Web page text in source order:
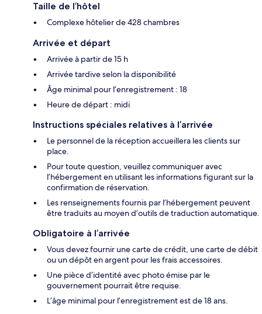
Taille de l’hôtel
Complexe hôtelier de 428 chambres
Arrivée et départ
Arrivée à partir de 15 h
Arrivée tardive selon la disponibilité
Âge minimal pour l’enregistrement : 18
Heure de départ : midi
Instructions spéciales relatives à l’arrivée
Le personnel de la réception accueillera les clients sur
place.
Pour toute question, veuillez communiquer avec
l’hébergement en utilisant les informations figurant sur la
confirmation de réservation.
Les renseignements fournis par l’hébergement peuvent
être traduits au moyen d’outils de traduction automatique.
Obligatoire à l’arrivée
Vous devez fournir une carte de crédit, une carte de débit
ou un dépôt en argent pour les frais accessoires.
Une pièce d’identité avec photo émise par le
gouvernement pourrait être requise.
L’âge minimal pour l’enregistrement est de 18 ans.